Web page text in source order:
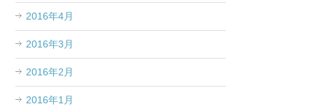
2016年4月
2016年3月
2016年2月
2016年1月